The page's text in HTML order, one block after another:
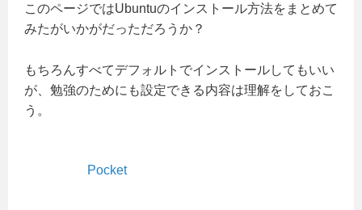
このページではUbuntuのインストール方法をまとめて
みたがいかがだっただろうか？
もちろんすべてデフォルトでインストールしてもいい
が、勉強のためにも設定できる内容は理解をしておこ
う。
Pocket